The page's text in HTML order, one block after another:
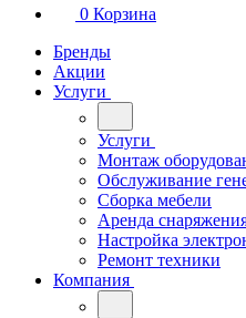
0 Корзина
Бренды
Акции
Услуги
Услуги
Монтаж
Обслуживание
Сборка мебели
Аренда
Настройка
Ремонт техники
Компания